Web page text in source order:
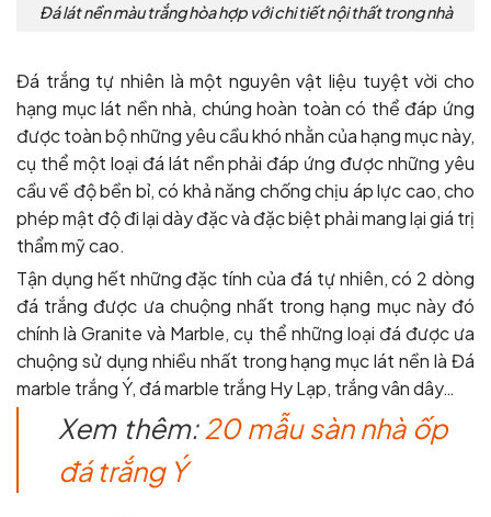
Đá lát nền màu trắng hòa hợp với chi tiết nội thất trong nhà
Đá trắng tự nhiên là một nguyên vật liệu tuyệt vời cho
hạng mục lát nền nhà, chúng hoàn toàn có thể đáp ứng
được toàn bộ những yêu cầu khó nhằn của hạng mục này,
cụ thể một loại đá lát nền phải đáp ứng được những yêu
cầu về độ bền bỉ, có khả năng chống chịu áp lực cao, cho
phép mật độ đi lại dày đặc và đặc biệt phải mang lại giá trị
thẩm mỹ cao.
Tận dụng hết những đặc tính của đá tự nhiên, có 2 dòng
đá trắng được ưa chuộng nhất trong hạng mục này đó
chính là Granite và Marble, cụ thể những loại đá được ưa
chuộng sử dụng nhiều nhất trong hạng mục lát nền là Đá
marble trắng Ý, đá marble trắng Hy Lạp, trắng vân dây…
Xem thêm: 20 mẫu sàn nhà ốp
đá trắng Ý